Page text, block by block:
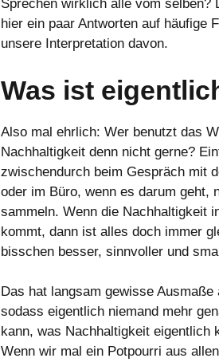
Sprechen wirklich alle vom
hier ein paar Antworten auf häufige
unsere Interpretation davon.
Was ist
Also mal ehrlich: Wer benutzt das
Nachhaltigkeit denn nicht gerne?
zwischendurch beim Gespräch mit
oder im Büro, wenn es darum geht,
sammeln. Wenn die Nachhaltigkeit
kommt, dann ist alles doch immer
bisschen besser, sinnvoller und
Das hat langsam gewisse Ausmaße
sodass eigentlich niemand mehr
kann, was Nachhaltigkeit eigentlich
Wenn wir mal ein Potpourri aus